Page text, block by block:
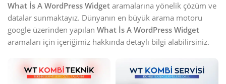
What İs A WordPress Widget aramalarına yönelik çözüm ve
datalar sunmaktayız. Dünyanın en büyük arama motoru
google üzerinden yapılan What İs A WordPress Widget
aramaları için içeriğimiz hakkında detaylı bilgi alabilirsiniz.